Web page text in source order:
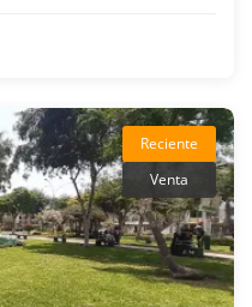
Reciente
Venta